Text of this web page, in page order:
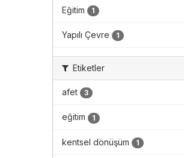
Eğitim 1
Yapılı Çevre 1
Etiketler
afet 3
eğitim 1
kentsel dönüşüm 1